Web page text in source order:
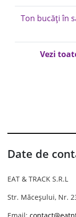
Ton bucăți în
Vezi
Date de
EAT & TRACK S.R.L
Str. Măceșului, Nr.